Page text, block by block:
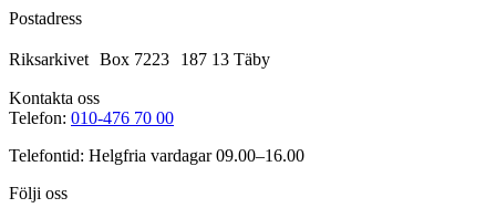
Postadress
Riksarkivet Box 7223 187 13 Täby
Kontakta oss
Telefon: 010-476 70 00
Telefontid: Helgfria vardagar 09.00–16.00
Följi oss